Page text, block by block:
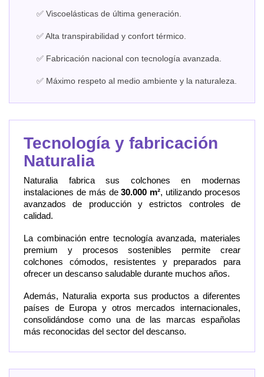
✅ Viscoelásticas de última generación.
✅ Alta transpirabilidad y confort térmico.
✅ Fabricación nacional con tecnología avanzada.
✅ Máximo respeto al medio ambiente y la naturaleza.
Tecnología y fabricación
Naturalia
Naturalia fabrica sus colchones en modernas
instalaciones de más de30.000 m², utilizando procesos
avanzados de producción y estrictos controles de
calidad.
La combinación entre tecnología avanzada, materiales
premium y procesos sostenibles permite crear
colchones cómodos, resistentes y preparados para
ofrecer un descanso saludable durante muchos años.
Además, Naturalia exporta sus productos a diferentes
países de Europa y otros mercados internacionales,
consolidándose como una de las marcas españolas
más reconocidas del sector del descanso.